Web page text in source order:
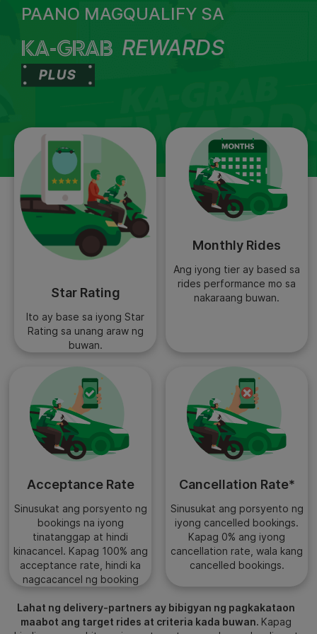
PAANO MAGQUALIFY SA
KA-GRAB REWARDS
PLUS
Star Rating
Ito ay base sa iyong Star
Rating sa unang araw ng
buwan.
Monthly Rides
Ang iyong tier ay based sa
rides performance mo sa
nakaraang buwan.
Acceptance Rate
Sinusukat ang porsyento ng
bookings na iyong
tinatanggap at hindi
kinacancel. Kapag 100% ang
acceptance rate, hindi ka
nagcacancel ng booking
Cancellation Rate*
Sinusukat ang porsyento ng
iyong cancelled bookings.
Kapag 0% ang iyong
cancellation rate, wala kang
cancelled bookings.
Lahat ng delivery-partners ay bibigyan ng pagkakataon
maabot ang target rides at criteria kada buwan. Kapag